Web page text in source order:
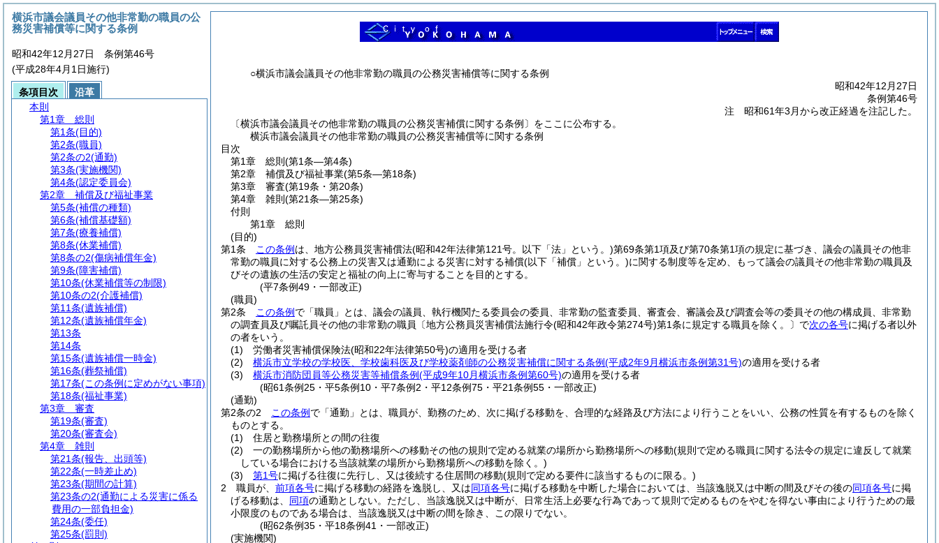
○横浜市議会議員その他非常勤の職員の公務災害補償等に関する条例
昭和42年12月27日
条例第46号
注 昭和61年3月から改正経過を注記した。
〔横浜市議会議員その他非常勤の職員の公務災害補償に関する条例〕をここに公布する。
横浜市議会議員その他非常勤の職員の公務災害補償等に関する条例
目次
第1章
総則 (第1条―第4条)
第2章
補償及び福祉事業(第5条―第18条)
第3章
審査(第19条・第20条)
第4章
雑則 (第21条―第25条)
付則
第1章
総則
(目的)
第1条
この条例 は、地方公務員災害補償法(昭和42年法律第121号。以下「法」という。)第69条第1項及び第70条第1項の規定に基づき、議会の議員その他非
常勤の職員に対する公務上の災害又は通勤による災害に対する補償(以下「補償」という。)に関する制度等を定め、もって議会の議員その他非常勤の職員及
びその遺族の生活の安定と福祉の向上に寄与することを目的とする。
(平7条例49・一部改正)
(職員)
第2条
この条例 で「職員」とは、議会の議員、執行機関たる委員会の委員、非常勤の監査委員、審査会、審議会及び調査会等の委員その他の構成員、非常勤
の調査員及び嘱託員その他の非常勤の職員〔地方公務員災害補償法施行令(昭和42年政令第274号)第1条に規定する職員を除く。 〕で次の各号に掲げる者以外
の者をいう。
(1)
労働者災害補償保険法(昭和22年法律第50号)の適用を受ける者
(2)
横浜市立学校の学校医、学校歯科医及び学校薬剤師の公務災害補償に関する条例(平成2年9月横浜市条例第31号)の適用を受ける者
(3)
横浜市消防団員等公務災害等補償条例(平成9年10月横浜市条例第60号)の適用を受ける者
(昭61条例25・平5条例10・平7条例2・平12条例75・平21条例55・一部改正)
(通勤)
第2条の2
この条例 で「通勤」とは、職員が、勤務のため、次に掲げる移動を、合理的な経路及び方法により行うことをいい、公務の性質を有するものを除く
ものとする。
(1)
住居と勤務場所との間の往復
(2)
一の勤務場所から他の勤務場所への移動その他の規則で定める就業の場所から勤務場所への移動(規則で定める職員に関する法令の規定に違反して就業
している場合における当該就業の場所から勤務場所への移動を除く。)
(3)
第1号に掲げる往復に先行し、又は後続する住居間の移動(規則で定める要件に該当するものに限る。)
2
職員が、 前項各号に掲げる移動の経路を逸脱し、又は同項各号に掲げる移動を中断した場合においては、当該逸脱又は中断の間及びその後の同項各号に掲
げる移動は、 同項の通勤としない。 ただし、当該逸脱又は中断が、日常生活上必要な行為であって規則で定めるものをやむを得ない事由により行うための最
小限度のものである場合は、当該逸脱又は中断の間を除き、この限りでない。
(昭62条例35・平18条例41・一部改正)
(実施機関)
横浜市議会議員その他非常勤の職員の公
務災害補償等に関する条例
昭和42年12月27日 条例第46号
(平成28年4月1日施行)
条項目次
沿革
本則
第1章
総則
第1条(目的)
第2条(職員)
第2条の2(通勤)
第3条(実施機関)
第4条(認定委員会)
第2章
補償及び福祉事業
第5条(補償の種類)
第6条(補償基礎額)
第7条(療養補償)
第8条(休業補償)
第8条の2(傷病補償年金)
第9条(障害補償)
第10条(休業補償等の制限)
第10条の2(介護補償)
第11条(遺族補償)
第12条(遺族補償年金)
第13条
第14条
第15条(遺族補償一時金)
第16条(葬祭補償)
第17条(この条例に定めがない事項)
第18条(福祉事業)
第3章
審査
第19条(審査)
第20条(審査会)
第4章
雑則
第21条(報告、出頭等)
第22条(一時差止め)
第23条(期間の計算)
第23条の2(通勤による災害に係る
費用の一部負担金)
第24条(委任)
第25条(罰則)